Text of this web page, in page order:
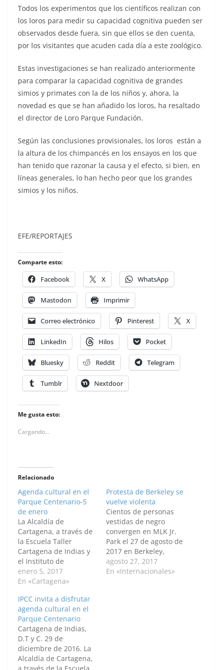
Todos los experimentos que los científicos realizan con
los loros para medir su capacidad cognitiva pueden ser
observados desde fuera, sin que ellos se den cuenta,
por los visitantes que acuden cada día a este zoológico.
Estas investigaciones se han realizado anteriormente
para comparar la capacidad cognitiva de grandes
simios y primates con la de los niños y, ahora, la
novedad es que se han añadido los loros, ha resaltado
el director de Loro Parque Fundación.
Según las conclusiones provisionales, los loros están a
la altura de los chimpancés en los ensayos en los que
han tenido que razonar la causa y el efecto, si bien, en
líneas generales, lo han hecho peor que los grandes
simios y los niños.
EFE/REPORTAJES
Comparte esto:
Facebook X WhatsApp
Mastodon Imprimir
Correo electrónico Pinterest X
LinkedIn Hilos Pocket
Bluesky Reddit Telegram
Tumblr Nextdoor
Me gusta esto:
Cargando...
Relacionado
Agenda cultural en el
Parque Centenario-5
de enero
La Alcaldía de
Cartagena, a través de
la Escuela Taller
Cartagena de Indias y
el Instituto de
Patrimonio y Cultura
de Cartagena (IPCC) te
enero de 2017, a que
asistas al Parque
Centenario y puedas
disfrutar de: Títeres de
la Fundación Cultural
Arco Iris Teatro y…
enero 5, 2017
En «Cartagena»
Protesta de Berkeley se
vuelve violenta
Cientos de personas
vestidas de negro
convergen en MLK Jr.
Park el 27 de agosto de
2017 en Berkeley,
California. El parque se
convirtió en un centro
agosto 27, 2017
En «Internacionales»
IPCC invita a disfrutar
agenda cultural en el
Parque Centenario
Cartagena de Indias,
D.T y C. 29 de
diciembre de 2016. La
Alcaldía de Cartagena,
a través de la Escuela